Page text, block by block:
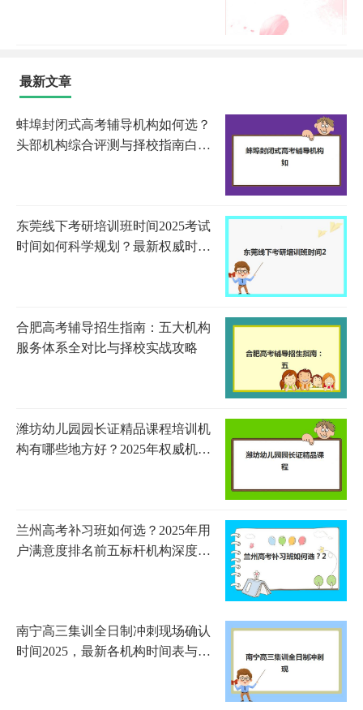
最新文章
蚌埠封闭式高考辅导机构如何选？
头部机构综合评测与择校指南白皮
东莞线下考研培训班时间2025考试
时间如何科学规划？最新权威时间
合肥高考辅导招生指南：五大机构
服务体系全对比与择校实战攻略
潍坊幼儿园园长证精品课程培训机
构有哪些地方好？2025年权威机构
兰州高考补习班如何选？2025年用
户满意度排名前五标杆机构深度解
南宁高三集训全日制冲刺现场确认
时间2025，最新各机构时间表与材